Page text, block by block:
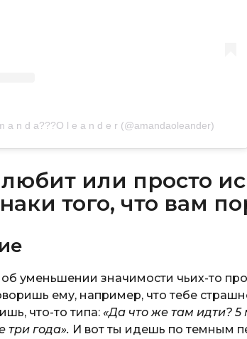
a n d a??‍?O l e a n d e r (@amandaoleander)
или просто
того, что вам
уменьшении значимости чьих-то
ему, например, что тебе
что-то типа: «Да что же там идти? 5
три года». И вот ты идешь по темным